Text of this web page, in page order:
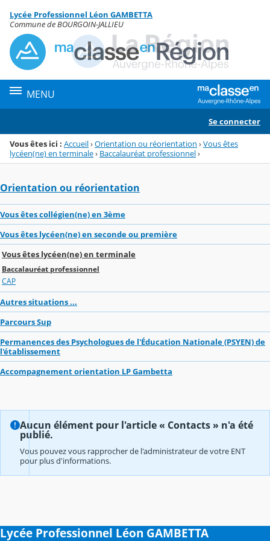
Menu de la rubrique
Contenu
Lycée Professionnel Léon GAMBETTA
Commune de BOURGOIN-JALLIEU
MENU
Se connecter
Vous êtes ici : Accueil›Orientation ou réorientation ›Vous êtes
lycéen(ne) en terminale› Baccalauréat professionnel›
Orientation ou réorientation
Vous êtes collégien(ne) en 3ème
Vous êtes lycéen(ne) en seconde ou première
Vous êtes lycéen(ne) en terminale
Baccalauréat professionnel
CAP
Autres situations ...
Parcours Sup
Permanences des Psychologues de l'Éducation Nationale (PSYEN) de
l'établissement
Accompagnement orientation LP Gambetta
Aucun élément pour l'article « Contacts » n'a été
publié.
Vous pouvez vous rapprocher de l'administrateur de votre ENT
pour plus d'informations.
Lycée Professionnel Léon GAMBETTA